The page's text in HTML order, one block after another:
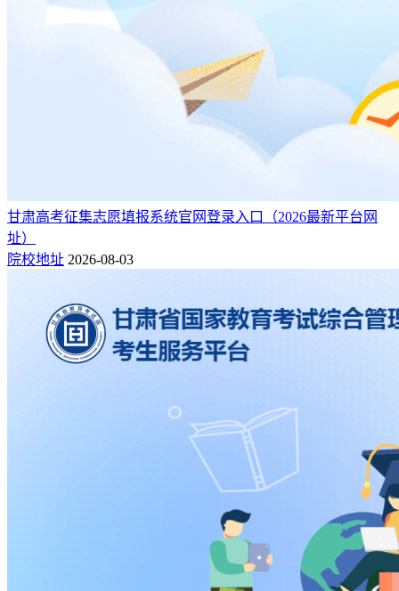
甘肃高考征集志愿填报系统官网登录入口（2026最新平台网
址）
院校地址 2026-08-03